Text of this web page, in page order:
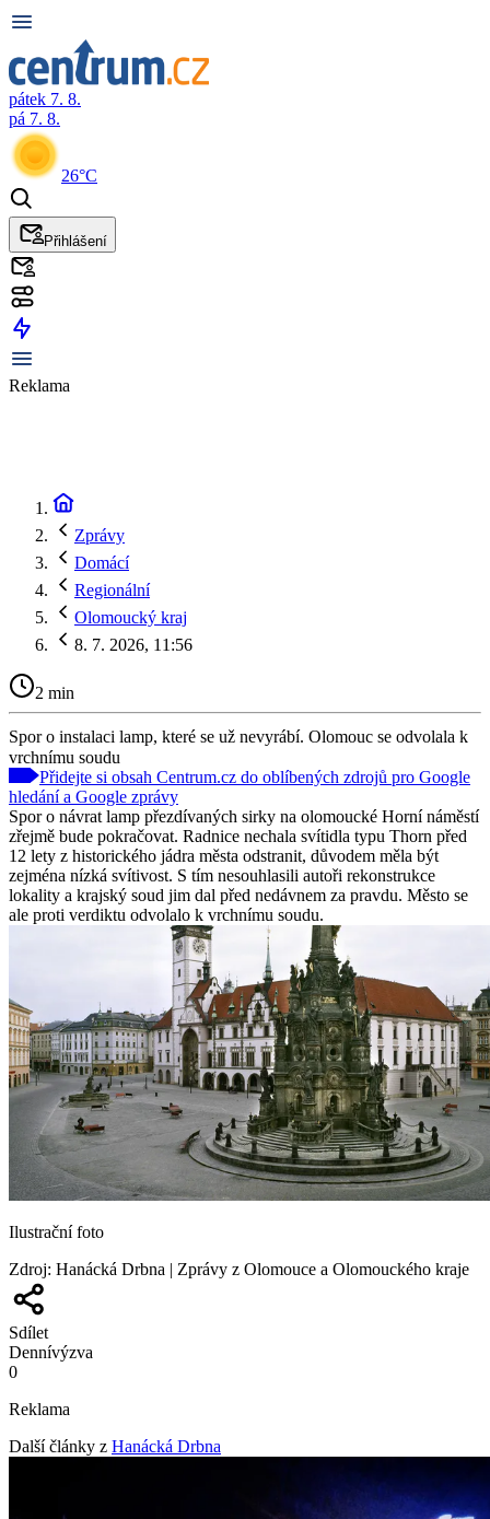
pátek 7. 8.
pá 7. 8.
26°C
Přihlášení
Reklama
Zprávy
Domácí
Regionální
Olomoucký kraj
8. 7. 2026, 11:56
2 min
Spor o instalaci lamp, které se už nevyrábí. Olomouc se odvolala k
vrchnímu soudu
Přidejte si obsah Centrum.cz do oblíbených zdrojů pro Google
hledání a Google zprávy
Spor o návrat lamp přezdívaných sirky na olomoucké Horní náměstí
zřejmě bude pokračovat. Radnice nechala svítidla typu Thorn před
12 lety z historického jádra města odstranit, důvodem měla být
zejména nízká svítivost. S tím nesouhlasili autoři rekonstrukce
lokality a krajský soud jim dal před nedávnem za pravdu. Město se
ale proti verdiktu odvolalo k vrchnímu soudu.
Ilustrační foto
Zdroj: Hanácká Drbna | Zprávy z Olomouce a Olomouckého kraje
Sdílet
Dennívýzva
0
Reklama
Další články z Hanácká Drbna